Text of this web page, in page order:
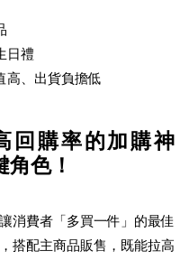
日禮
高、出貨負擔低
回購率的加購神
色！
消費者「多買一件」的最佳
搭配主商品販售，既能拉高